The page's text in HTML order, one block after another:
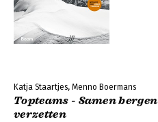
Katja Staartjes, Menno Boermans
Topteams - Samen bergen
verzetten